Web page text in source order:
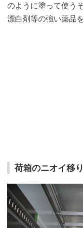
のように塗って使う
漂白剤等の強い薬品
荷箱のニオイ移